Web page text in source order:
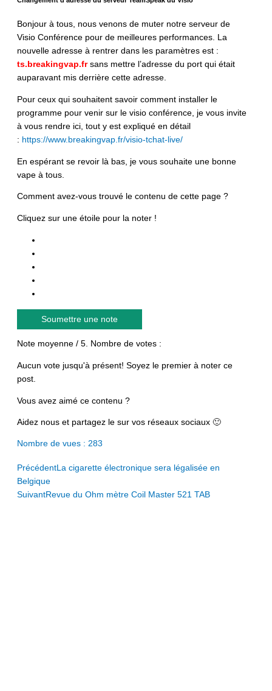
Bonjour à tous, nous venons de muter notre serveur de
Visio Conférence pour de meilleures performances. La
nouvelle adresse à rentrer dans les paramètres est :
ts.breakingvap.frsans mettre l’adresse du port qui était
auparavant mis derrière cette adresse.
Pour ceux qui souhaitent savoir comment installer le
programme pour venir sur le visio conférence, je vous invite
à vous rendre ici, tout y est expliqué en détail
: https://www.breakingvap.fr/visio-tchat-live/
En espérant se revoir là bas, je vous souhaite une bonne
vape à tous.
Comment avez-vous trouvé le contenu de cette page ?
Cliquez sur une étoile pour la noter !
Soumettre une note
Note moyenne / 5. Nombre de votes :
Aucun vote jusqu'à présent! Soyez le premier à noter ce
post.
Vous avez aimé ce contenu ?
Aidez nous et partagez le sur vos réseaux sociaux 🙂
Nombre de vues : 283
Prev
Précédent La cigarette électronique sera légalisée en
Belgique
SuivantRevue du Ohm mètre Coil Master 521 TAB
Next